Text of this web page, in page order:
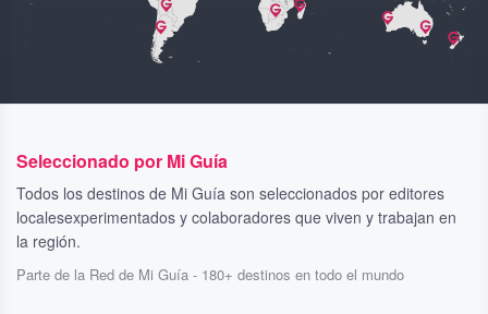
Seleccionado por Mi Guía
Todos los destinos de Mi Guía son seleccionados por editores
localesexperimentados y colaboradores que viven y trabajan en
la región.
Parte de la Red de Mi Guía - 180+ destinos en todo el mundo